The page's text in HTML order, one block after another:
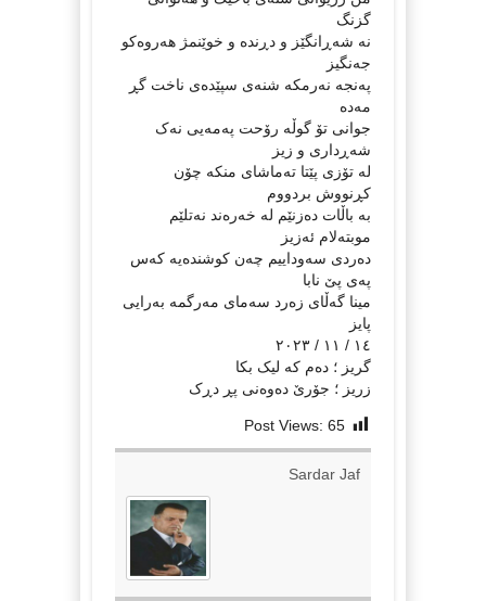
گزنگ
نە شەڕانگێز و دڕندە و خوێنمژ هەروەکو
جەنگيز
پەنجە نەرمکە شنەی سپێدەی ناخت گڕ
مەدە
جوانی تۆ گوڵە رۆحت پەمەیی نەک
شەڕداری و زيز
لە تۆزی پێتا تەماشای منکە چۆن
کڕنووش بردووم
بە باڵات دەزنێم لە خەرەند نەتلێم
موبتەلام ئەزيز
دەردی سەوداييم چەن کوشندەيە کەس
پەی پێ نابا
مينا گەڵای زەرد سەمای مەرگمە بەرایی
پايز
١٤ / ١١ / ٢٠٢٣
گريز ؛ دەم کە ليک بکا
زريز ؛ جۆرێ دەوەنی پڕ دڕک
Post Views: 65
Sardar Jaf